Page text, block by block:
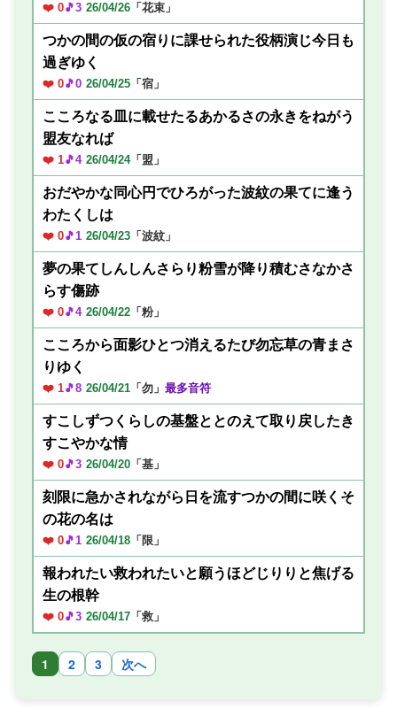
❤️ 0🎵3 26/04/26 「花束」
つかの間の仮の宿りに課せられた役柄演じ今日も
過ぎゆく
❤️ 0🎵0 26/04/25 「宿」
こころなる皿に載せたるあかるさの永きをねがう
盟友なれば
❤️ 1🎵4 26/04/24「盟」
おだやかな同心円でひろがった波紋の果てに逢う
わたくしは
❤️ 0🎵1 26/04/23 「波紋」
夢の果てしんしんさらり粉雪が降り積むさなかさ
らす傷跡
❤️ 0🎵4 26/04/22 「粉」
こころから面影ひとつ消えるたび勿忘草の青まさ
りゆく
❤️ 1🎵8 26/04/21 「勿」 最多音符
すこしずつくらしの基盤ととのえて取り戻したき
すこやかな情
❤️ 0🎵3 26/04/20 「基」
刻限に急かされながら日を流すつかの間に咲くそ
の花の名は
❤️ 0🎵1 26/04/18 「限」
報われたい救われたいと願うほどじりりと焦げる
生の根幹
❤️ 0🎵3 26/04/17 「救」
1 2 3 次へ